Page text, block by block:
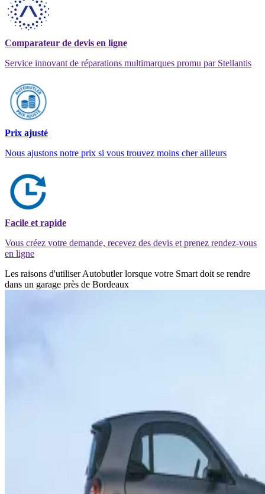
Comparateur de devis en ligne
Service innovant de réparations multimarques promu par Stellantis
Prix ajusté
Nous ajustons notre prix si vous trouvez moins cher ailleurs
Facile et rapide
Vous créez votre demande, recevez des devis et prenez rendez-vous
en ligne
Les raisons d'utiliser Autobutler lorsque votre Smart doit se rendre
dans un garage près de Bordeaux